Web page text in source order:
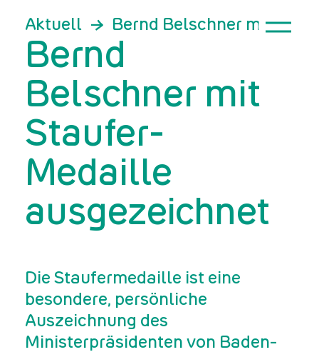
Aktuell Bernd Belschner mit
Bernd
Belschner mit
Staufer-
Medaille
ausgezeichnet
Die Staufermedaille ist eine
besondere, persönliche
Auszeichnung des
Ministerpräsidenten von Baden-